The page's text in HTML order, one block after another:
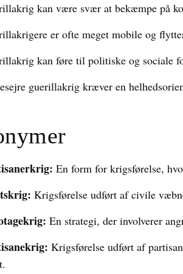
kan være svær at bekæmpe på
er ofte meget mobile og
kan føre til politiske og sociale
guerillakrig kræver en
En form for krigsførelse,
Krigsførelse udført af civile
En strategi, der involverer
Krigsførelse udført af